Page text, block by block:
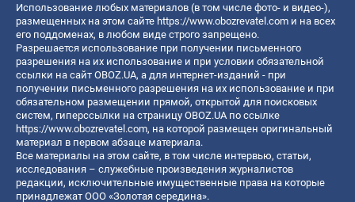
Использование любых материалов (в том числе фото- и видео-),
размещенных на этом сайте https://www.obozrevatel.com и на всех
его поддоменах, в любом виде строго запрещено.
Разрешается использование при получении письменного
разрешения на их использование и при условии обязательной
ссылки на сайт OBOZ.UA, а для интернет-изданий - при
получении письменного разрешения на их использование и при
обязательном размещении прямой, открытой для поисковых
систем, гиперссылки на страницу OBOZ.UA по ссылке
https://www.obozrevatel.com, на которой размещен оригинальный
материал в первом абзаце материала.
Все материалы на этом сайте, в том числе интервью, статьи,
исследования – служебные произведения журналистов
редакции, исключительные имущественные права на которые
принадлежат ООО «Золотая середина».